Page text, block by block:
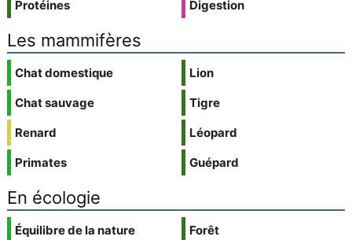
Protéines
Digestion
Les mammifères
Chat domestique
Chat sauvage
Renard
Primates
Lion
Tigre
Léopard
Guépard
En écologie
Équilibre de la nature
Forêt